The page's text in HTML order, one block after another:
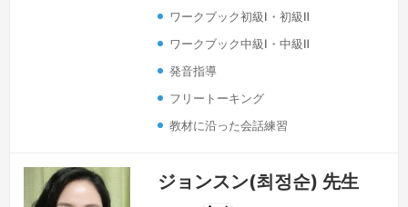
韓国語を楽しんでいただけるようにお教
ワークブック初級Ⅰ・初級Ⅱ
ワークブック中級Ⅰ・中級Ⅱ
発音指導
フリートーキング
教材に沿った会話練習
ジョンスン(최정순) 先生